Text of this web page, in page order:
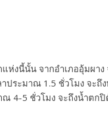
ห่งนี้นั้น จากอำเภออุ้มผา
ประมาณ 1.5 ชั่วโมง จะถึ
ณ 4-5 ชั่วโมง จะถึงน้ำตก